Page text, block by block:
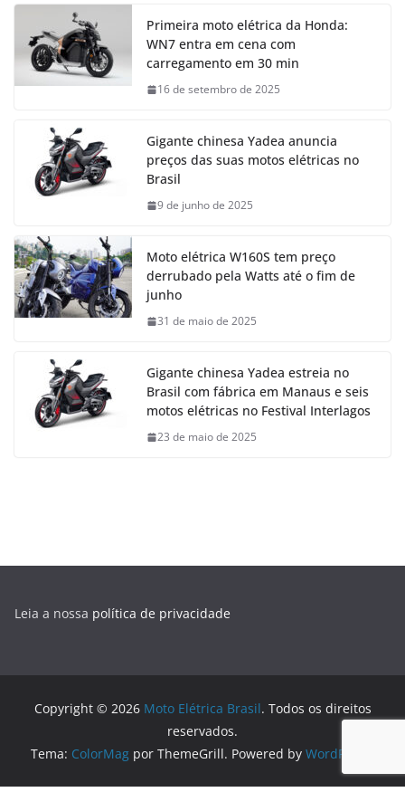
Primeira moto elétrica da Honda:
WN7 entra em cena com
carregamento em 30 min
16 de setembro de 2025
Gigante chinesa Yadea anuncia
preços das suas motos elétricas no
Brasil
9 de junho de 2025
Moto elétrica W160S tem preço
derrubado pela Watts até o fim de
junho
31 de maio de 2025
Gigante chinesa Yadea estreia no
Brasil com fábrica em Manaus e seis
motos elétricas no Festival Interlagos
23 de maio de 2025
Leia a nossa política de privacidade
Copyright © 2026 Moto Elétrica Brasil. Todos os direitos
reservados.
Tema: ColorMag por ThemeGrill. Powered by WordPress